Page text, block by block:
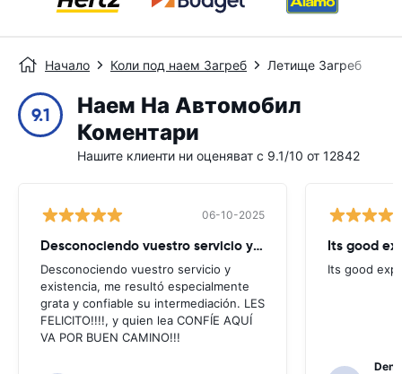
Начало Коли под наем Загреб Летище Загреб
9.1
Наем На Автомобил
Коментари
Нашите клиенти ни оценяват с 9.1/10 от 12842
06-10-2025
Desconociendo vuestro servicio y existencia
Desconociendo vuestro servicio y
existencia, me resultó especialmente
grata y confiable su intermediación. LES
FELICITO!!!!, y quien lea CONFÍE AQUÍ
VA POR BUEN CAMINO!!!
Its good
Its good